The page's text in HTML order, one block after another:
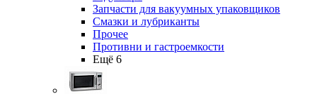
Запчасти для вакуумных упаковщиков
Смазки и лубриканты
Прочее
Противни и гастроемкости
Ещё 6